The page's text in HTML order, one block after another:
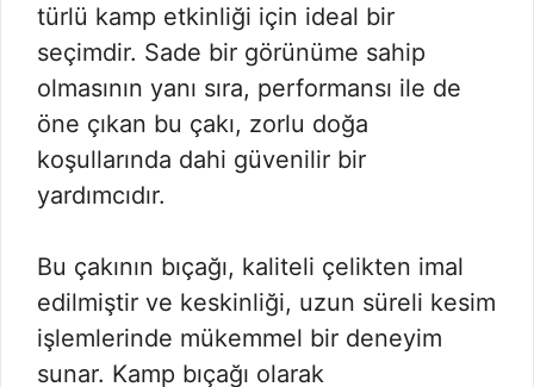
türlü kamp etkinliği için ideal bir
seçimdir. Sade bir görünüme sahip
olmasının yanı sıra, performansı ile de
öne çıkan bu çakı, zorlu doğa
koşullarında dahi güvenilir bir
yardımcıdır.
Bu çakının bıçağı, kaliteli çelikten imal
edilmiştir ve keskinliği, uzun süreli kesim
işlemlerinde mükemmel bir deneyim
sunar. Kamp bıçağı olarak